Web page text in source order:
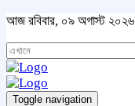
আজ রবিবার, ০৯ অগাস্ট
Toggle navigation